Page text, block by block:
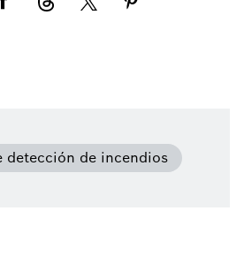
detección de incendios